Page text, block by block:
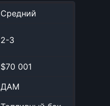
Средний
2-3
$70 001
ДАМ